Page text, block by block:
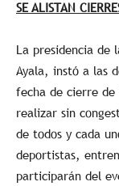
SE ALISTAN
La presidencia de
Ayala, instó a las
fecha de cierre de
realizar sin
de todos y cada
deportistas,
participarán del